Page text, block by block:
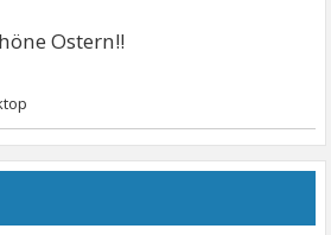
Ostern!!